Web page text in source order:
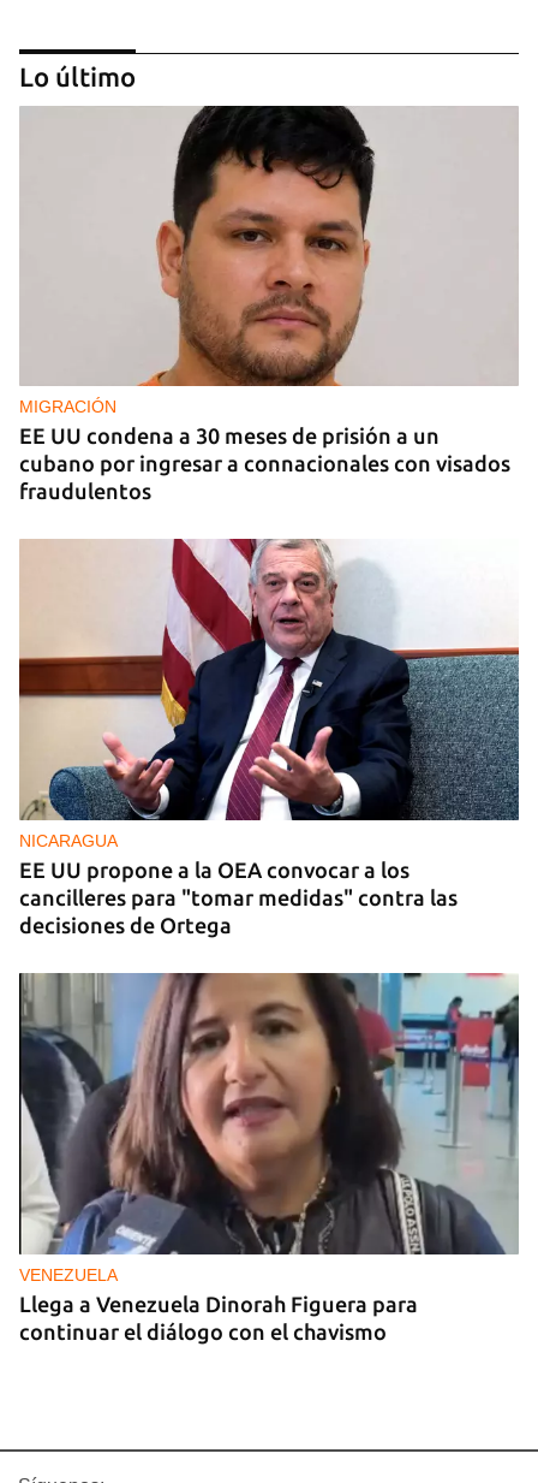
El universo en una caja
Lo último
MIGRACIÓN
EE UU condena a 30 meses de prisión a un
cubano por ingresar a connacionales con visados
fraudulentos
NICARAGUA
EE UU propone a la OEA convocar a los
cancilleres para "tomar medidas" contra las
decisiones de Ortega
VENEZUELA
Llega a Venezuela Dinorah Figuera para
continuar el diálogo con el chavismo